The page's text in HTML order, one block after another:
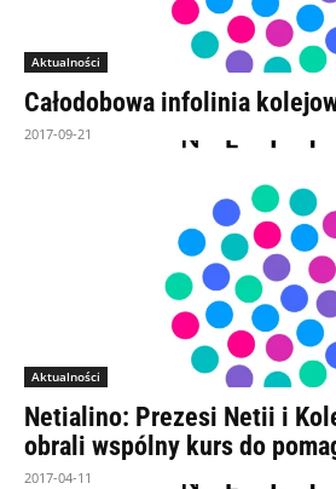
Aktualności
Całodobowa infolinia
2017-09-21
Aktualności
Netialino: Prezesi Netii i
obrali wspólny kurs do
2017-04-11